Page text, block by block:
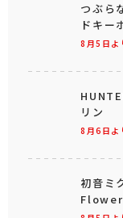
8月5日よ
つぶら
ドキー
8月6日よ
リン
初音ミ